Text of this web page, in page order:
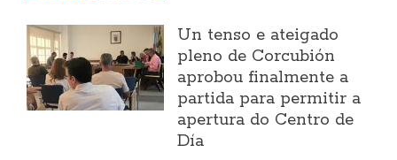
Un tenso e ateigado
pleno de Corcubión
aprobou finalmente a
partida para permitir a
apertura do Centro de
Día